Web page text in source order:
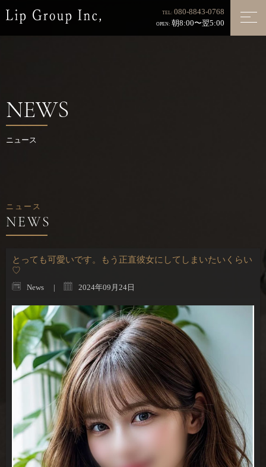
TEL: 080-8843-0768
OPEN: 朝8:00〜翌5:00
NEWS
ニュース
ニュース
とっても可愛いです。もう正直彼女にしてしまいたいくらい
♡
News 2024年09月24日